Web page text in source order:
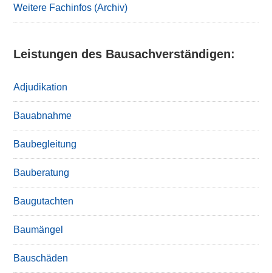
Weitere Fachinfos (Archiv)
Leistungen des Bausachverständigen:
Adjudikation
Bauabnahme
Baubegleitung
Bauberatung
Baugutachten
Baumängel
Bauschäden